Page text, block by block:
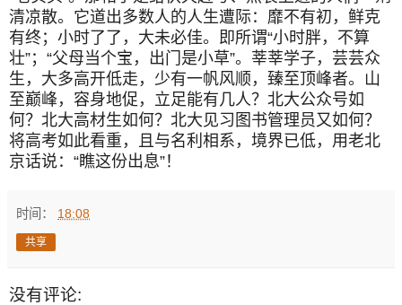
清凉散。它道出多数人的人生遭际：靡不有初，鲜克
有终；小时了了，大未必佳。即所谓“小时胖，不算
壮”；“父母当个宝，出门是小草”。莘莘学子，芸芸众
生，大多高开低走，少有一帆风顺，臻至顶峰者。山
至巅峰，容身地促，立足能有几人？北大公众号如
何？北大高材生如何？北大见习图书管理员又如何？
将高考如此看重，且与名利相系，境界已低，用老北
京话说：“瞧这份出息”！
时间： 18:08
共享
没有评论: